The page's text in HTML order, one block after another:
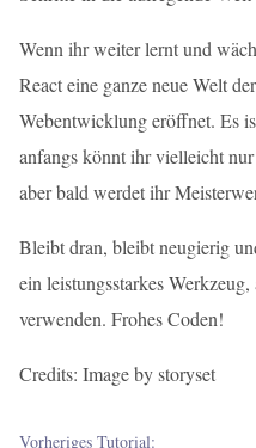
Wenn ihr weiter lernt und
React eine ganze neue Welt
Webentwicklung eröffnet. Es
anfangs könnt ihr vielleicht
aber bald werdet ihr
Bleibt dran, bleibt neugierig
ein leistungsstarkes
verwenden. Frohes Coden!
Credits: Image by storyset
Vorheriges Tutorial: